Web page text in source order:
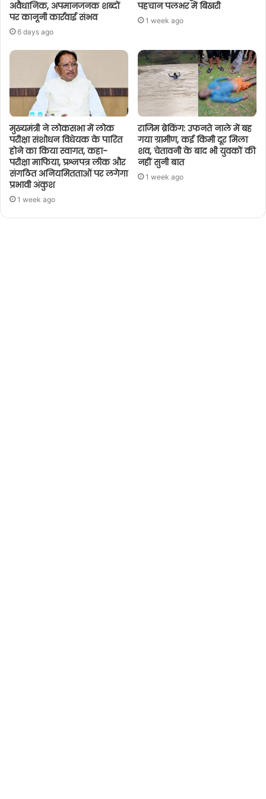
अवैधानिक, अपमानजनक शब्दों
पर कानूनी कार्रवाई संभव
6 days ago
पहचान पलभर में बिखरी
1 week ago
मुख्यमंत्री ने लोकसभा में लोक
परीक्षा संशोधन विधेयक के पारित
होने का किया स्वागत, कहा-
परीक्षा माफिया, प्रश्नपत्र लीक और
संगठित अनियमितताओं पर लगेगा
प्रभावी अंकुश
1 week ago
राजिम ब्रेकिंग: उफनते नाले में बह
गया ग्रामीण, कई किमी दूर मिला
शव, चेतावनी के बाद भी युवकों की
नहीं सुनी बात
1 week ago